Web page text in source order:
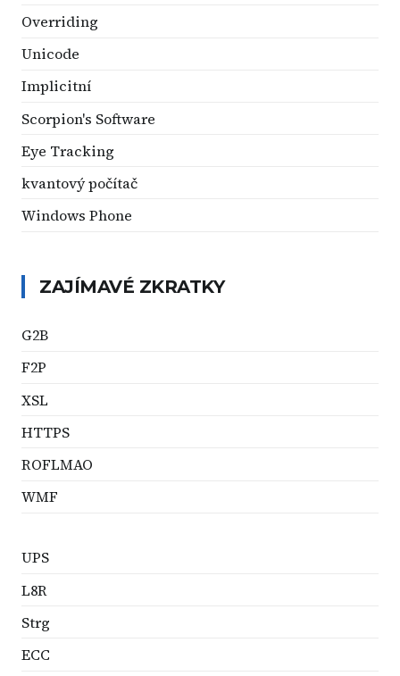
Overriding
Unicode
Implicitní
Scorpion's Software
Eye Tracking
kvantový počítač
Windows Phone
ZAJÍMAVÉ ZKRATKY
G2B
F2P
XSL
HTTPS
ROFLMAO
WMF
UPS
L8R
Strg
ECC